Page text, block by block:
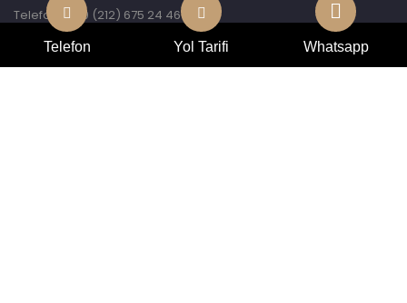
Telefon : +90 (212) 675 24 46
Whatsapp: +90 546 946 81 46
Telefon Yol Tarifi Whatsapp